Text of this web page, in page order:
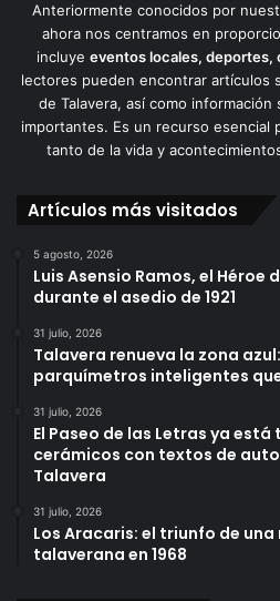
Anteriormente conocidos por
ahora nos centramos en
incluye eventos locales, deportes,
lectores pueden encontrar artículos
de Talavera, así como
importantes. Es un recurso esencial
tanto de la vida y
Artículos más visitados
5 agosto, 2026
Luis Asensio Ramos, el Héroe
durante el asedio de 1921
31 julio, 2026
Talavera renueva la zona
parquímetros inteligentes
31 julio, 2026
El Paseo de las Letras ya
cerámicos con textos de
Talavera
31 julio, 2026
Los Aracaris: el triunfo de
talaverana en 1968